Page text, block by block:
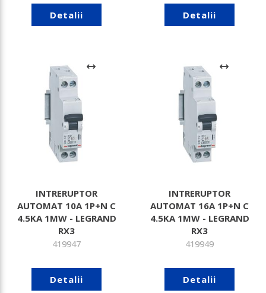
Detalii Detalii
INTRERUPTOR
AUTOMAT 10A 1P+N C
4.5KA 1MW - LEGRAND
RX3
419947
Detalii
INTRERUPTOR
AUTOMAT 16A 1P+N C
4.5KA 1MW - LEGRAND
RX3
419949
Detalii